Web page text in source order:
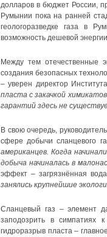
долларов в бюджет России,
Румынии пока на ранней
геологоразведке газа в
возможность дешевой
Между тем отечественные
создания безопасных
– уверен директор
пласта с закачкой
гарантий здесь не
В свою очередь,
сфере добычи сланцевого
американцев. Когда
добыча начиналась в
эффект – загрязнённая
занялись крупнейшие
Сланцевый газ – элемент
заподозрить в симпатиях
гидроразрыв пласта –